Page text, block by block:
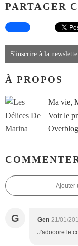
PARTAGER
S'inscrire à la
À PROPOS
Ma vie,
Voir le
Overblog
Ajouter
G Gen 21/01/
J'adooore le